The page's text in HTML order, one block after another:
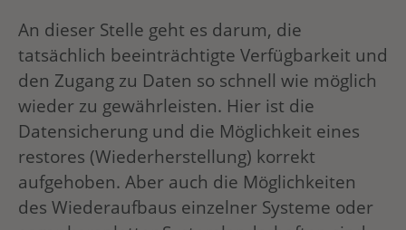
An dieser Stelle geht es darum, die
tatsächlich beeinträchtigte Verfügbarkeit und
den Zugang zu Daten so schnell wie möglich
wieder zu gewährleisten. Hier ist die
Datensicherung und die Möglichkeit eines
restores (Wiederherstellung) korrekt
aufgehoben. Aber auch die Möglichkeiten
des Wiederaufbaus einzelner Systeme oder